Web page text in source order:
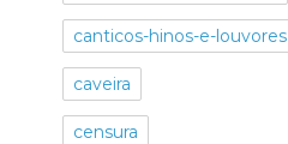
canticos-hinos-e-louvores
caveira
censura